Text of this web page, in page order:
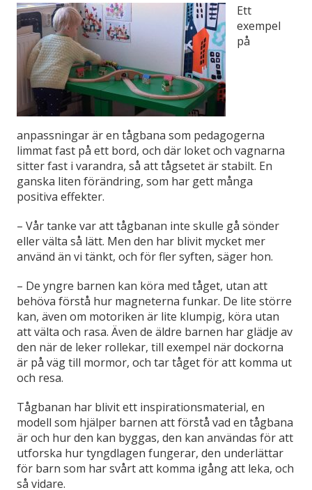
Ett
exempel
på
anpassningar är en tågbana som pedagogerna
limmat fast på ett bord, och där loket och vagnarna
sitter fast i varandra, så att tågsetet är stabilt. En
ganska liten förändring, som har gett många
positiva effekter.
– Vår tanke var att tågbanan inte skulle gå sönder
eller välta så lätt. Men den har blivit mycket mer
använd än vi tänkt, och för fler syften, säger hon.
– De yngre barnen kan köra med tåget, utan att
behöva förstå hur magneterna funkar. De lite större
kan, även om motoriken är lite klumpig, köra utan
att välta och rasa. Även de äldre barnen har glädje av
den när de leker rollekar, till exempel när dockorna
är på väg till mormor, och tar tåget för att komma ut
och resa.
Tågbanan har blivit ett inspirationsmaterial, en
modell som hjälper barnen att förstå vad en tågbana
är och hur den kan byggas, den kan användas för att
utforska hur tyngdlagen fungerar, den underlättar
för barn som har svårt att komma igång att leka, och
så vidare.